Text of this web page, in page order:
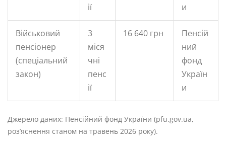
ії
и
Військовий
пенсіонер
(спеціальний
закон)
3
міся
чні
пенс
ії
16 640 грн
Пенсій
ний
фонд
Україн
и
Джерело даних: Пенсійний фонд України (pfu.gov.ua,
роз’яснення станом на травень 2026 року).